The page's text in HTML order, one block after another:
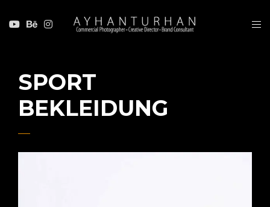
SPORT
BEKLEIDUNG